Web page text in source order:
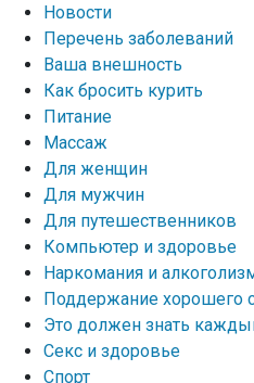
Новости
Перечень заболеваний
Ваша внешность
Как бросить курить
Питание
Массаж
Для женщин
Для мужчин
Для путешественников
Компьютер и здоровье
Наркомания и
Поддержание хорошего
Это должен знать
Секс и здоровье
Спорт